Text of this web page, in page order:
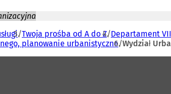
Twoja prośba od A do Z Departament
planowanie urbanistyczne Wydział